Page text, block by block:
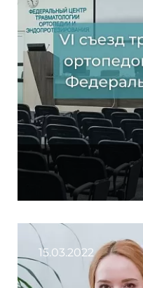
15.03.2022